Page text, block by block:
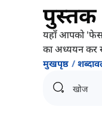
पुस्तक
यहाँ आपको
का अध्ययन कर
मुखपृष्ठ